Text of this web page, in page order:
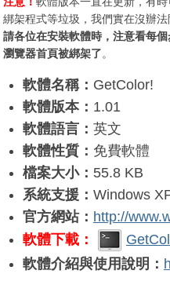
綁架程式等垃圾，我們實在沒辦
請各位在安裝軟體時，注意看每
瀏覽器首頁被綁架了。
軟體名稱： GetColor!
軟體版本： 1.01
軟體語言： 英文
軟體性質： 免費軟體
檔案大小： 55.8 KB
系統支援： Windows
官方網站： http://
軟體下載：
軟體介紹與使用說明：